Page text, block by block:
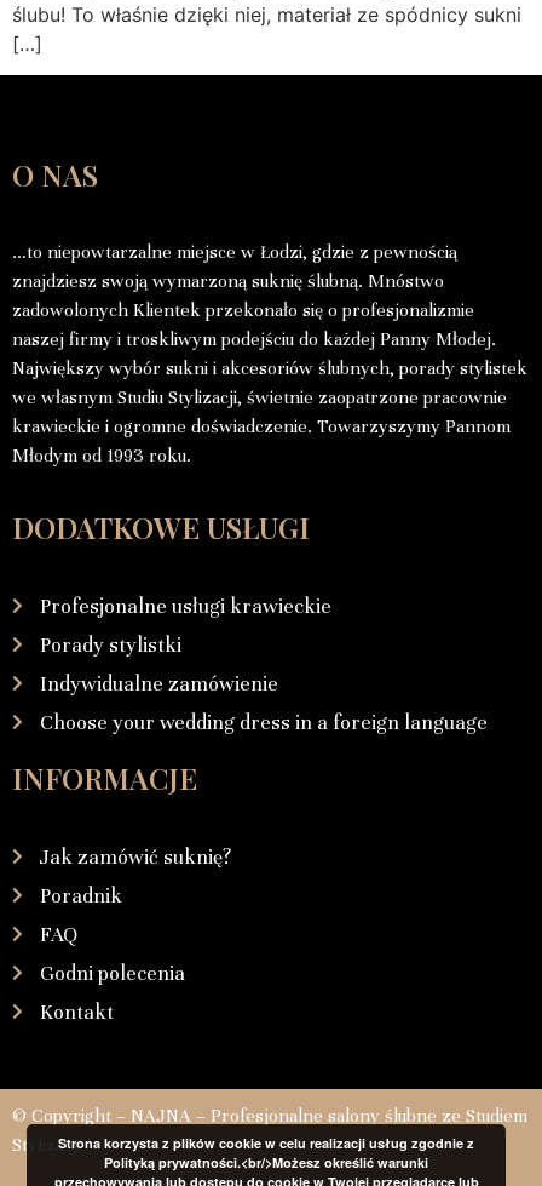
ślubu! To właśnie dzięki niej, materiał ze spódnicy sukni
[…]
O NAS
…to niepowtarzalne miejsce w Łodzi, gdzie z pewnością
znajdziesz swoją wymarzoną suknię ślubną. Mnóstwo
zadowolonych Klientek przekonało się o profesjonalizmie
naszej firmy i troskliwym podejściu do każdej Panny Młodej.
Największy wybór sukni i akcesoriów ślubnych, porady stylistek
we własnym Studiu Stylizacji, świetnie zaopatrzone pracownie
krawieckie i ogromne doświadczenie. Towarzyszymy Pannom
Młodym od 1993 roku.
DODATKOWE USŁUGI
Profesjonalne usługi krawieckie
Porady stylistki
Indywidualne zamówienie
Choose your wedding dress in a foreign language
INFORMACJE
Jak zamówić suknię?
Poradnik
FAQ
Godni polecenia
Kontakt
© Copyright – NAJNA – Profesjonalne salony ślubne ze Studiem
StylizacjiStrona korzysta z plików cookie w celu realizacji usług zgodnie z
Polityką prywatności.<br/>Możesz określić warunki
przechowywania lub dostępu do cookie w Twojej przeglądarce lub